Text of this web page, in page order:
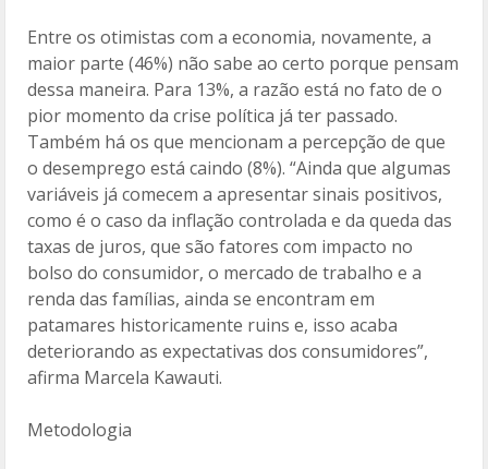
Entre os otimistas com a economia, novamente, a
maior parte (46%) não sabe ao certo porque pensam
dessa maneira. Para 13%, a razão está no fato de o
pior momento da crise política já ter passado.
Também há os que mencionam a percepção de que
o desemprego está caindo (8%). “Ainda que algumas
variáveis já comecem a apresentar sinais positivos,
como é o caso da inflação controlada e da queda das
taxas de juros, que são fatores com impacto no
bolso do consumidor, o mercado de trabalho e a
renda das famílias, ainda se encontram em
patamares historicamente ruins e, isso acaba
deteriorando as expectativas dos consumidores”,
afirma Marcela Kawauti.
Metodologia